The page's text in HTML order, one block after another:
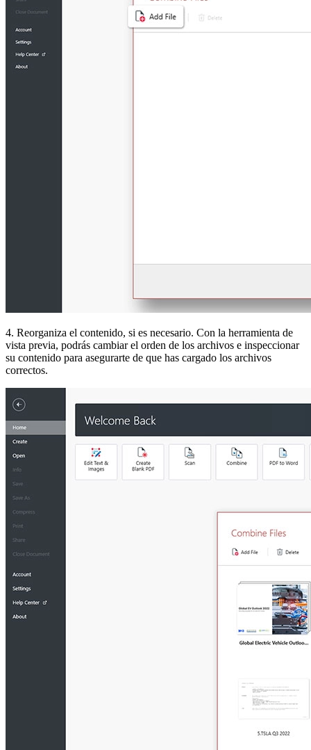
4. Reorganiza el contenido, si es necesario. Con la herramienta de
vista previa, podrás cambiar el orden de los archivos e inspeccionar
su contenido para asegurarte de que has cargado los archivos
correctos.